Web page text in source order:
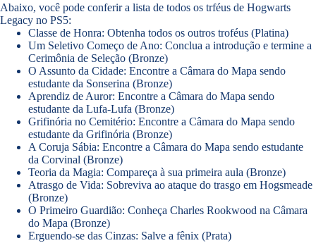
Abaixo, você pode conferir a lista de todos os trféus de Hogwarts
Legacy no PS5:
Classe de Honra: Obtenha todos os outros troféus (Platina)
Um Seletivo Começo de Ano: Conclua a introdução e termine a
Cerimônia de Seleção (Bronze)
O Assunto da Cidade: Encontre a Câmara do Mapa sendo
estudante da Sonserina (Bronze)
Aprendiz de Auror: Encontre a Câmara do Mapa sendo
estudante da Lufa-Lufa (Bronze)
Grifinória no Cemitério: Encontre a Câmara do Mapa sendo
estudante da Grifinória (Bronze)
A Coruja Sábia: Encontre a Câmara do Mapa sendo estudante
da Corvinal (Bronze)
Teoria da Magia: Compareça à sua primeira aula (Bronze)
Atrasgo de Vida: Sobreviva ao ataque do trasgo em Hogsmeade
(Bronze)
O Primeiro Guardião: Conheça Charles Rookwood na Câmara
do Mapa (Bronze)
Erguendo-se das Cinzas: Salve a fênix (Prata)